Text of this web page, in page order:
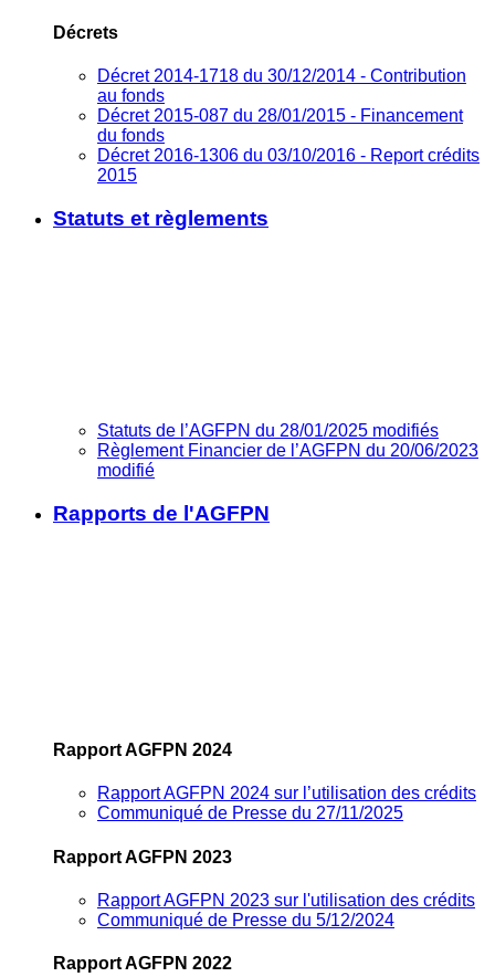
Décrets
Décret 2014-1718 du 30/12/2014 - Contribution
au fonds
Décret 2015-087 du 28/01/2015 - Financement
du fonds
Décret 2016-1306 du 03/10/2016 - Report crédits
2015
Statuts et règlements
Statuts de l’AGFPN du 28/01/2025 modifiés
Règlement Financier de l’AGFPN du 20/06/2023
modifié
Rapports de l'AGFPN
Rapport AGFPN 2024
Rapport AGFPN 2024 sur l’utilisation des crédits
Communiqué de Presse du 27/11/2025
Rapport AGFPN 2023
Rapport AGFPN 2023 sur l'utilisation des crédits
Communiqué de Presse du 5/12/2024
Rapport AGFPN 2022